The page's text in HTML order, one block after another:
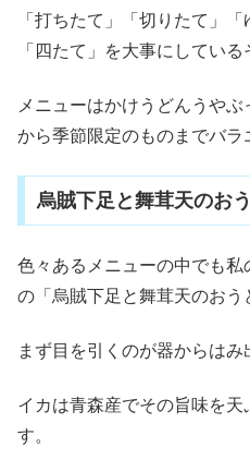
「打ちたて」「切りたて」
「四たて」を大事にしている
メニューはかけうどんうや
から季節限定のものまでバラ
烏賊下足と舞茸天のお
色々あるメニューの中でも
の「烏賊下足と舞茸天のおう
まず目を引くのが器からはみ
イカは青森産でその旨味を天
す。